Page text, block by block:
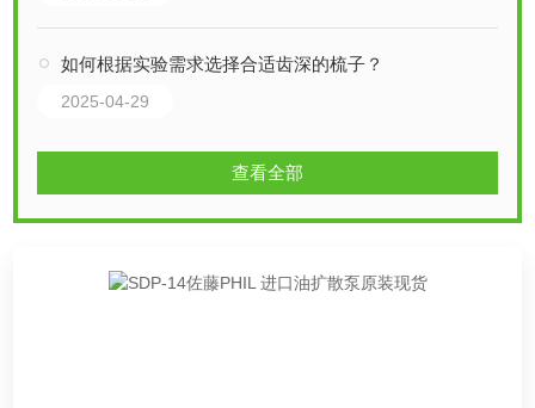
如何根据实验需求选择合适齿深的梳子？
2025-04-29
查看全部